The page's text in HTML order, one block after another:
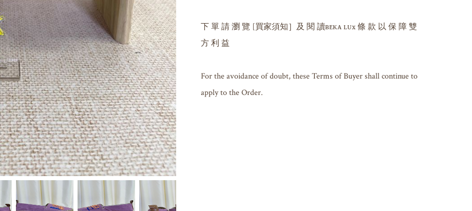
下 單 請 瀏 覽 [買家須知］及 閱 讀ʙᴇᴋᴀ ʟᴜx 條 款 以 保 障 雙
方 利 益
For the avoidance of doubt, these Terms of Buyer shall continue to